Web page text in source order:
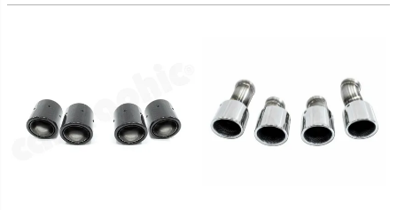
4 17-20
4 17-20